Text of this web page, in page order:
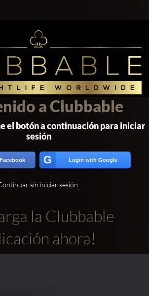
a Clubbable
el botón a continuación para iniciar
sesión
G Login with Google
sin iniciar sesión.
la Clubbable
ahora!